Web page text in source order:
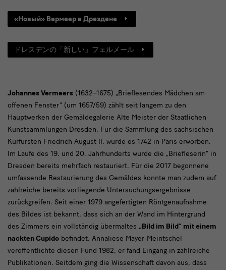
Johannes
Vermeers
(1632–
1675)
Mädchen
am
offenen
Fenster“
(um
1657/59)
«Новый» Вермеер в Дрездене
ドレスデンの「新しい」フェルメール
Johannes Vermeers (1632–1675) „Brieflesendes Mädchen am
offenen Fenster“ (um 1657/59) zählt seit langem zu den
Hauptwerken der Gemäldegalerie Alte Meister der Staatlichen
Kunstsammlungen Dresden. Für die Sammlung des sächsischen
Kurfürsten Friedrich August II. wurde es 1742 in Paris erworben.
Im Laufe des 19. und 20. Jahrhunderts wurde die „Briefleserin“ in
Dresden bereits mehrfach restauriert. Für die 2017 begonnene
umfassende Restaurierung des Gemäldes konnte man zudem auf
zahlreiche bereits vorliegende Untersuchungsergebnisse
zurückgreifen. Seit einer 1979 angefertigten Röntgenaufnahme
des Bildes ist bekannt, dass sich an der Wand im Hintergrund
des Zimmers ein vollständig übermaltes „Bild im Bild“ mit einem
nackten Cupido befindet. Annaliese Mayer-Meintschel
veröffentlichte diesen Fund 1982, er fand Eingang in zahlreiche
Publikationen. Seitdem ging die Wissenschaft davon aus, dass